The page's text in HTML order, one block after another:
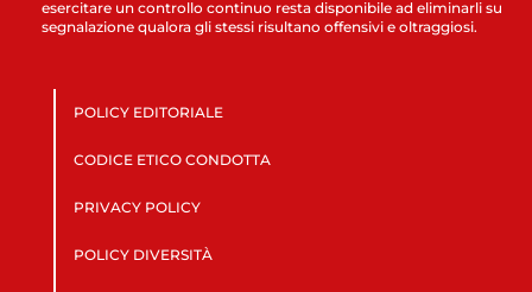
esercitare un controllo continuo resta disponibile ad eliminarli su
segnalazione qualora gli stessi risultano offensivi e oltraggiosi.
POLICY EDITORIALE
CODICE ETICO CONDOTTA
PRIVACY POLICY
POLICY DIVERSITÀ